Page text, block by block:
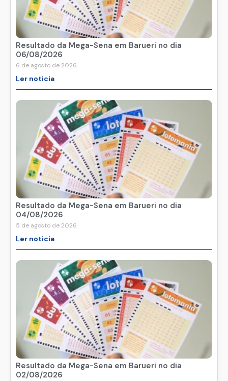
Resultado da Mega-Sena em Barueri no dia
06/08/2026
6 de agosto de 2026
Ler noticia
Resultado da Mega-Sena em Barueri no dia
04/08/2026
5 de agosto de 2026
Ler noticia
Resultado da Mega-Sena em Barueri no dia
02/08/2026